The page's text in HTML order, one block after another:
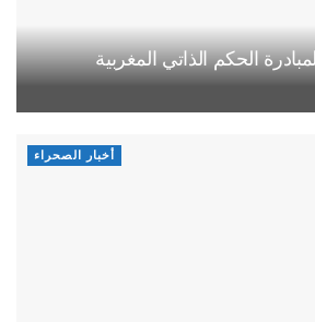
الحكم الذاتي المغربية
أخبار الصحراء